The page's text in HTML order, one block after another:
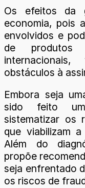
Os efeitos da
economia, pois
envolvidos e
de produtos
obstáculos à
Embora seja
sido feito
sistematizar os
que viabilizam
Além do
propõe
seja enfrentado
os riscos de